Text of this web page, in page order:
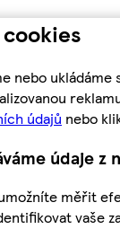
nebo
údajů nebo
údaje z
měřit
vaše